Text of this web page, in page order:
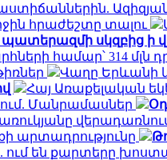
հրաժեշտը տալու
սկզբից ի
համար՝ 314 մլն
Վաղը Երևանի
Հայ Առաքելական
Մանրամասներ
արտադրությունը
ում են քարտերը